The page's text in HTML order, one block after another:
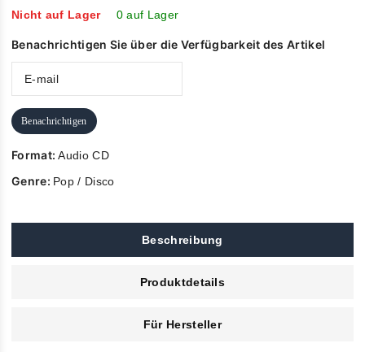
5
Nicht auf Lager 0 auf Lager
Benachrichtigen Sie über die Verfügbarkeit des Artikel
Benachrichtigen
Format:Audio CD
Genre: Pop / Disco
Beschreibung
Produktdetails
Für Hersteller